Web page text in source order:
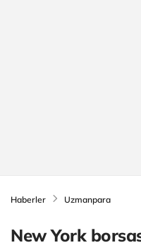
Haberler Uzmanpara
New York